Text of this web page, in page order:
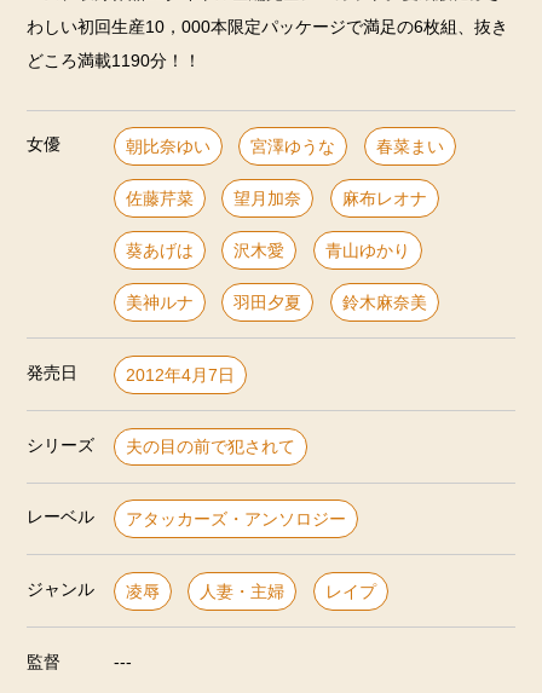
わしい初回生産10，000本限定パッケージで満足の6枚組、抜き
どころ満載1190分！！
女優 朝比奈ゆい 宮澤ゆうな 春菜まい
佐藤芹菜 望月加奈 麻布レオナ
葵あげは 沢木愛 青山ゆかり
美神ルナ 羽田夕夏 鈴木麻奈美
発売日 2012年4月7日
シリーズ 夫の目の前で犯されて
レーベル アタッカーズ・アンソロジー
ジャンル 凌辱 人妻・主婦 レイプ
監督 ---